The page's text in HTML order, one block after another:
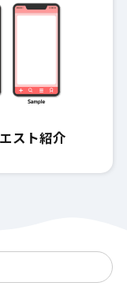
スト紹介